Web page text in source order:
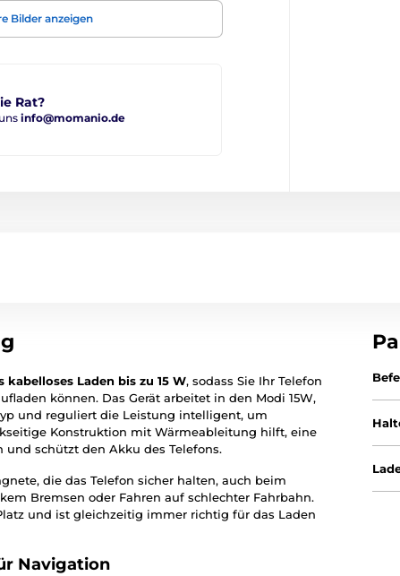
Bilder anzeigen
Rat?
info@momanio.de
kabelloses Laden bis zu 15 W, sodass Sie Ihr Telefon
können. Das Gerät arbeitet in den Modi 15W,
und reguliert die Leistung intelligent, um
Konstruktion mit Wärmeableitung hilft, eine
schützt den Akku des Telefons.
die das Telefon sicher halten, auch beim
Bremsen oder Fahren auf schlechter Fahrbahn.
und ist gleichzeitig immer richtig für das Laden
Navigation